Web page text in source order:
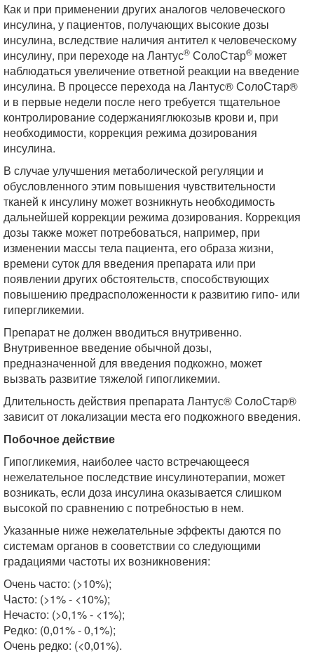
Как и при применении других аналогов человеческого
инсулина, у пациентов, получающих высокие дозы
инсулина, вследствие наличия антител к человеческому
инсулину, при переходе на Лантус® СолоСтар® может
наблюдаться увеличение ответной реакции на введение
инсулина. В процессе перехода на Лантус® СолоСтар®
и в первые недели после него требуется тщательное
контролирование содержанияглюкозыв крови и, при
необходимости, коррекция режима дозирования
инсулина.
В случае улучшения метаболической регуляции и
обусловленного этим повышения чувствительности
тканей к инсулину может возникнуть необходимость
дальнейшей коррекции режима дозирования. Коррекция
дозы также может потребоваться, например, при
изменении массы тела пациента, его образа жизни,
времени суток для введения препарата или при
появлении других обстоятельств, способствующих
повышению предрасположенности к развитию гипо- или
гипергликемии.
Препарат не должен вводиться внутривенно.
Внутривенное введение обычной дозы,
предназначенной для введения подкожно, может
вызвать развитие тяжелой гипогликемии.
Длительность действия препарата Лантус® СолоСтар®
зависит от локализации места его подкожного введения.
Побочное действие
Гипогликемия, наиболее часто встречающееся
нежелательное последствие инсулинотерапии, может
возникать, если доза инсулина оказывается слишком
высокой по сравнению с потребностью в нем.
Указанные ниже нежелательные эффекты даются по
системам органов в сооветствии со следующими
градациями частоты их возникновения:
Очень часто: (>10%);
Часто: (>1% - <10%);
Нечасто: (>0,1% - <1%);
Редко: (0,01% - 0,1%);
Очень редко: (<0,01%).